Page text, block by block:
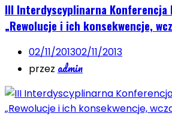
III Interdyscyplinarna Konferencja
„Rewolucje i ich konsekwencje,
02/11/201302/11/2013
przez admin